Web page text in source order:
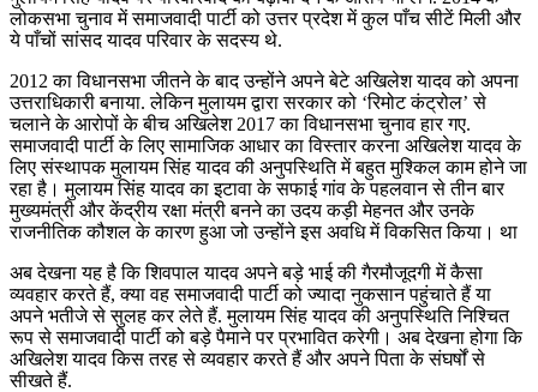
लोकसभा चुनाव में समाजवादी पार्टी को उत्तर प्रदेश में कुल पाँच सीटें मिली और
ये पाँचों सांसद यादव परिवार के सदस्य थे.
2012 का विधानसभा जीतने के बाद उन्होंने अपने बेटे अखिलेश यादव को अपना
उत्तराधिकारी बनाया. लेकिन मुलायम द्वारा सरकार को ‘रिमोट कंट्रोल’ से
चलाने के आरोपों के बीच अखिलेश 2017 का विधानसभा चुनाव हार गए.
समाजवादी पार्टी के लिए सामाजिक आधार का विस्तार करना अखिलेश यादव के
लिए संस्थापक मुलायम सिंह यादव की अनुपस्थिति में बहुत मुश्किल काम होने जा
रहा है। मुलायम सिंह यादव का इटावा के सफाई गांव के पहलवान से तीन बार
मुख्यमंत्री और केंद्रीय रक्षा मंत्री बनने का उदय कड़ी मेहनत और उनके
राजनीतिक कौशल के कारण हुआ जो उन्होंने इस अवधि में विकसित किया। था
अब देखना यह है कि शिवपाल यादव अपने बड़े भाई की गैरमौजूदगी में कैसा
व्यवहार करते हैं, क्या वह समाजवादी पार्टी को ज्यादा नुकसान पहुंचाते हैं या
अपने भतीजे से सुलह कर लेते हैं. मुलायम सिंह यादव की अनुपस्थिति निश्चित
रूप से समाजवादी पार्टी को बड़े पैमाने पर प्रभावित करेगी। अब देखना होगा कि
अखिलेश यादव किस तरह से व्यवहार करते हैं और अपने पिता के संघर्षों से
सीखते हैं.